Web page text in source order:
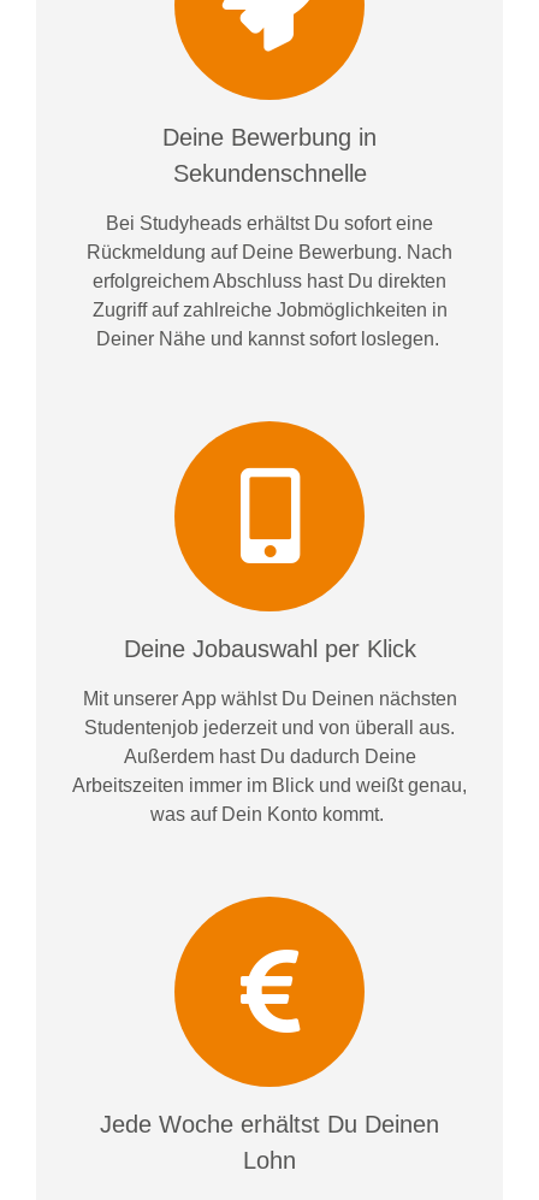
Deine Bewerbung in
Sekundenschnelle
Bei Studyheads erhältst Du sofort eine
Rückmeldung auf Deine Bewerbung. Nach
erfolgreichem Abschluss hast Du direkten
Zugriff auf zahlreiche Jobmöglichkeiten in
Deiner Nähe und kannst sofort loslegen.
Deine Jobauswahl per Klick
Mit unserer App wählst Du Deinen nächsten
Studentenjob jederzeit und von überall aus.
Außerdem hast Du dadurch Deine
Arbeitszeiten immer im Blick und weißtgenau,
was auf Dein Konto kommt.
Jede Woche erhältst Du Deinen
Lohn